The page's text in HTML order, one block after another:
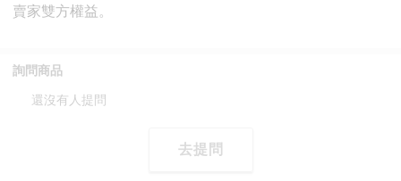
詢問商品
還沒有人提問
去提問